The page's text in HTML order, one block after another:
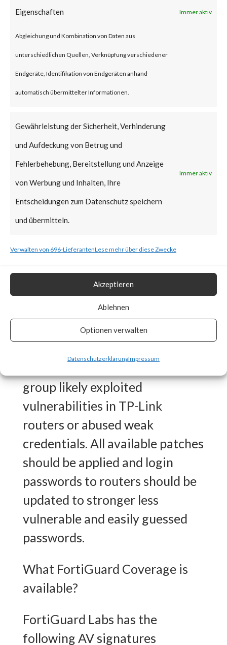
Eigenschaften Immer aktiv
Abgleichung und Kombination von Daten aus
unterschiedlichen Quellen, Verknüpfung verschiedener
Endgeräte, Identifikation von Endgeräten anhand
automatisch übermittelter Informationen.
Gewährleistung der Sicherheit, Verhinderung
und Aufdeckung von Betrug und
Fehlerbehebung, Bereitstellung und Anzeige
von Werbung und Inhalten, Ihre
Entscheidungen zum Datenschutz speichern
und übermitteln.
Immer aktiv
Verwalten von 696-LieferantenLese mehr über diese Zwecke
Akzeptieren
Ablehnen
Optionen verwalten
DatenschutzerklärungImpressum
(C2) servers, as well as – upload,
download, create and delete
files, and enumerate directories.
alleged China-based “Camaro
Dragon” APT group that share
similarities with the infamous
Mustang Panda group, targeted
various European foreign
Link routers unknowingly
What is the Vendor Solution?
group likely exploited
vulnerabilities in TP-Link
routers or abused weak
credentials. All available patches
should be applied and login
passwords to routers should be
updated to stronger less
vulnerable and easily guessed
passwords.
What FortiGuard Coverage is
available?
FortiGuard Labs has the
following AV signatures